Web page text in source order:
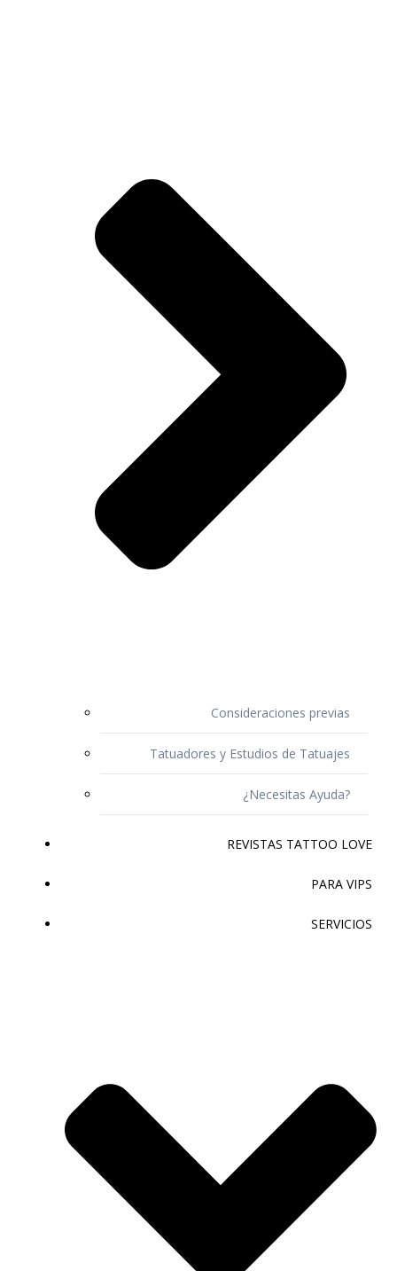
Consideraciones previas
Tatuadores y Estudios de Tatuajes
¿Necesitas Ayuda?
REVISTAS TATTOO LOVE
PARA VIPS
SERVICIOS